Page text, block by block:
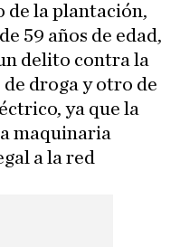
la plantación,
59 años de edad,
delito contra la
droga y otro de
ya que la
maquinaria
a la red